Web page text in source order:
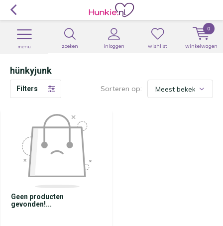
zoeken inloggen
menu wishlist winkelwagen
0
hünkyjunk
Filters Sorteren op:
Geen producten
gevonden!...